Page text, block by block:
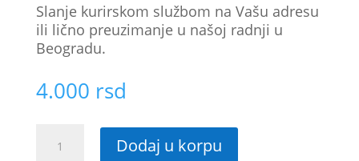
Slanje kurirskom službom na Vašu adresu
ili lično preuzimanje u našoj radnji u
Beogradu.
4.000 rsd
Originalna
baterija
Dodaj u korpu